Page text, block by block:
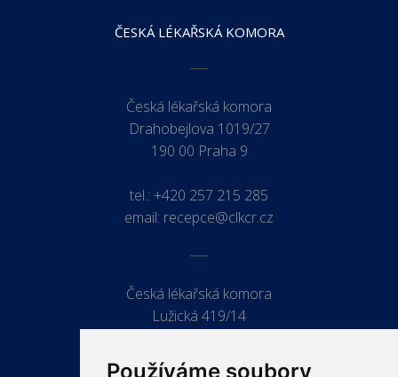
Používáme soubory
ČESKÁ LÉKAŘSKÁ KOMORA
Česká lékařská komora
Drahobejlova 1019/27
190 00 Praha 9
tel.: +420 257 215 285
email: recepce@clkcr.cz
Česká lékařská komora
Lužická 419/14